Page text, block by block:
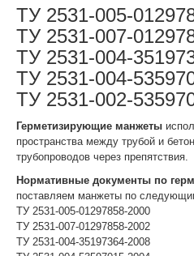
ТУ 2531-005-
ТУ 2531-007-
ТУ 2531-004-
ТУ 2531-004-
ТУ 2531-002-
Герметизирующие манжеты
пространства между трубой и
трубопроводов через препятствия.
Нормативные документы по
поставляем манжеты по
ТУ 2531-005-01297858-2000
ТУ 2531-007-01297858-2002
ТУ 2531-004-35197364-2008